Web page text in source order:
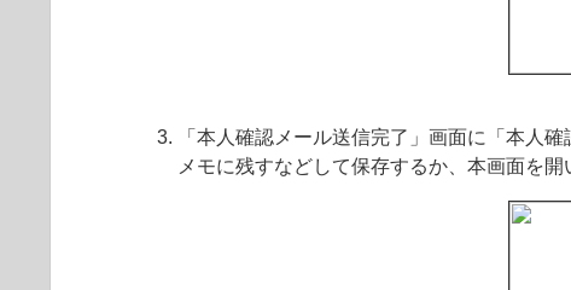
「本人確認メール送信完了」画面に「本人
メモに残すなどして保存するか、本画面を開